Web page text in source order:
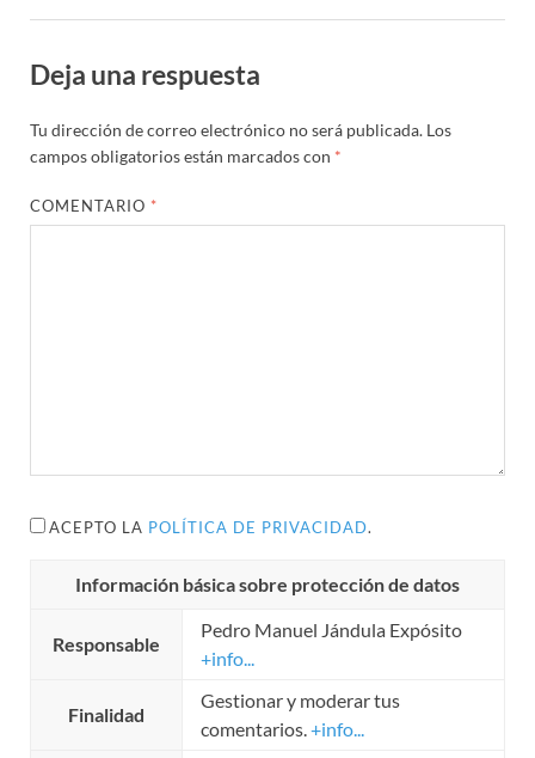
Deja una respuesta
Tu dirección de correo electrónico no será publicada. Los
campos obligatorios están marcados con *
COMENTARIO *
ACEPTO LA POLÍTICA DE PRIVACIDAD.
Información básica sobre protección de datos
Responsable
Pedro Manuel Jándula Expósito
+info...
Finalidad
Gestionar y moderar tus
comentarios.+info...